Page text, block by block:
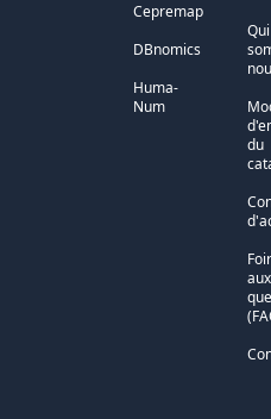
Cepremap
DBnomics
Huma-
Num
Qui
du
aux